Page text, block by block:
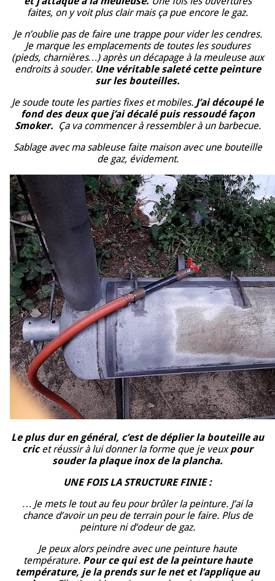
faites, on y voit plus clair mais ça pue encore le gaz.
Je n’oublie pas de faire une trappe pour vider les cendres.
Je marque les emplacements de toutes les soudures
(pieds, charnières…) après un décapage à la meuleuse aux
endroits à souder. Une véritable saleté cette peinture
sur les bouteilles.
Je soude toute les parties fixes et mobiles. J’ai découpé le
fond des deux que j’ai décalé puis ressoudé façon
Smoker. Ça va commencer à ressembler à un barbecue.
Sablage avec ma sableuse faite maison avec une bouteille
de gaz, évidement.
Le plus dur en général, c’est de déplier la bouteille au
cricet réussir à lui donner la forme que je veuxpour
souderla plaque inox de la plancha.
UNE FOIS LA STRUCTURE FINIE :
… Je mets le tout au feu pour brûler la peinture. J’ai la
chance d’avoir un peu de terrain pour le faire. Plus de
peinture ni d’odeur de gaz.
Je peux alors peindre avec une peinture haute
température. Pour ce qui est de la peinture haute
température, je la prends sur le net et l’applique au